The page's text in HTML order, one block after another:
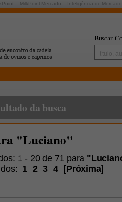
MilkPoint Mercado Inteligência de Mercado
Buscar
da busca
"Luciano"
1 - 20 de 71 para
1 2 3 4 [Próxima]